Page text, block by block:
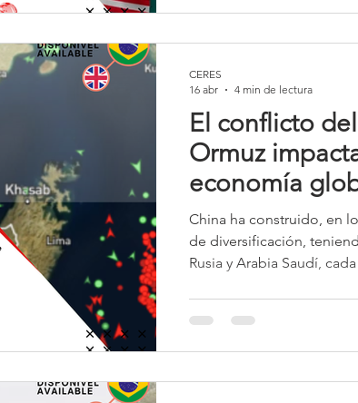
lenguaje universal capaz
El conflicto
Ormuz
economía
a China
China ha construido, en
de diversificación,
Rusia y Arabia Saudí,
relevante de sus
refuerza su actuación
CERES
16 abr
4 min de lectura